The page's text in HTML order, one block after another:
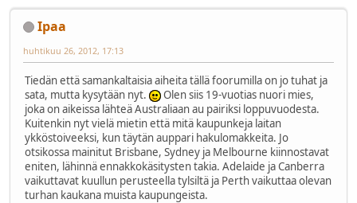
Ipaa
huhtikuu 26, 2012, 17:13
Tiedän että samankaltaisia aiheita tällä foorumilla on jo tuhat ja
sata, mutta kysytään nyt.
Olen siis 19-vuotias nuori mies,
joka on aikeissa lähteä Australiaan au pairiksi loppuvuodesta.
Kuitenkin nyt vielä mietin että mitä kaupunkeja laitan
ykköstoiveeksi, kun täytän auppari hakulomakkeita. Jo
otsikossa mainitut Brisbane, Sydney ja Melbourne kiinnostavat
eniten, lähinnä ennakkokäsitysten takia. Adelaide ja Canberra
vaikuttavat kuullun perusteella tylsiltä ja Perth vaikuttaa olevan
turhan kaukana muista kaupungeista.